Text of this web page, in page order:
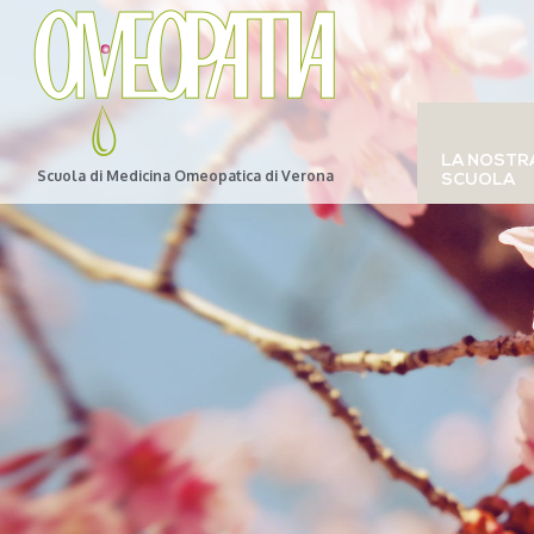
Scuola di Medicina Omeopatica di Verona
LA
SCUOLA